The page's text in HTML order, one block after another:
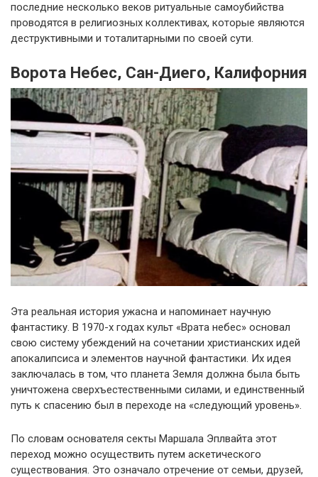
последние несколько веков ритуальные самоубийства
проводятся в религиозных коллективах, которые являются
деструктивными и тоталитарными по своей сути.
Ворота Небес, Сан-Диего, Калифорния
Эта реальная история ужасна и напоминает научную
фантастику. В 1970-х годах культ «Врата небес» основал
свою систему убеждений на сочетании христианских идей
апокалипсиса и элементов научной фантастики. Их идея
заключалась в том, что планета Земля должна была быть
уничтожена сверхъестественными силами, и единственный
путь к спасению был в переходе на «следующий уровень».
По словам основателя секты Маршала Эплвайта этот
переход можно осуществить путем аскетического
существования. Это означало отречение от семьи, друзей,